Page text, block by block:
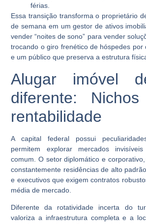
férias.
Essa transição transforma o proprietário
de semana em um gestor de ativos
vender “noites de sono” para vender
trocando o giro frenético de hóspedes por
e um público que preserva a estrutura
Alugar imóvel
diferente:
rentabilidade
A capital federal possui
permitem explorar mercados
comum. O setor diplomático e
constantemente residências de alto
e executivos que exigem contratos
média de mercado.
Diferente da rotatividade incerta do
valoriza a infraestrutura completa e a